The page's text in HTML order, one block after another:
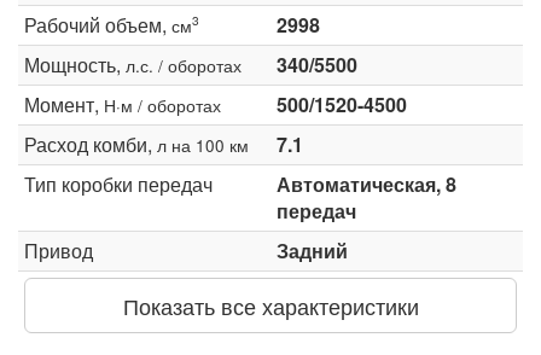
Рабочий объем, см3
2998
Мощность, л.с. / оборотах
340/5500
Момент, Н·м / оборотах
500/1520-4500
Расход комби, л на 100 км
7.1
Тип коробки передач
Автоматическая, 8
передач
Привод
Задний
Показать все характеристики